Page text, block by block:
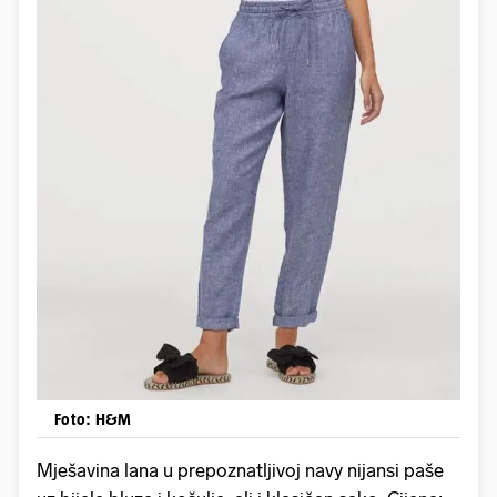
Foto: H&M
Mješavina lana u prepoznatljivoj navy nijansi paše